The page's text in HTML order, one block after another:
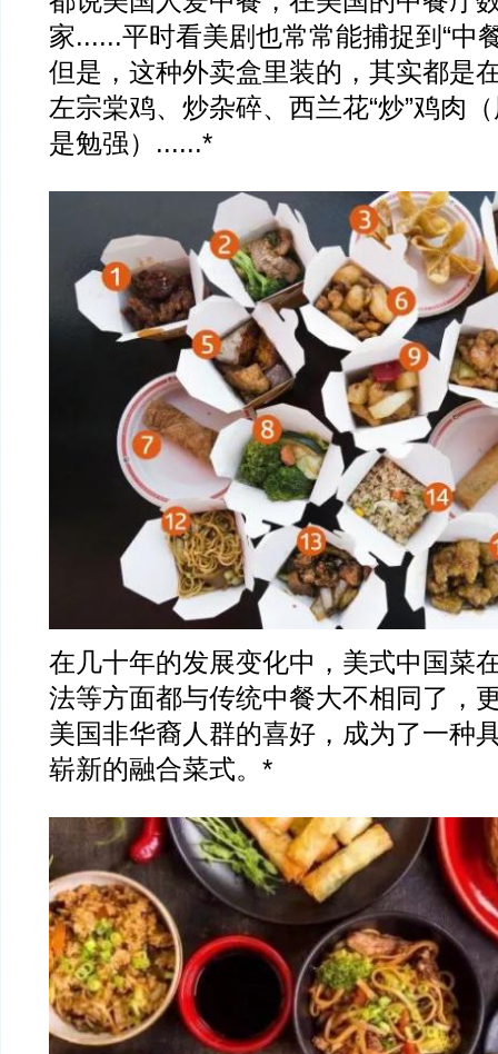
家......平时看美剧也常常能捕捉到“中
但是，这种外卖盒里装的，其实都是
左宗棠鸡、炒杂碎、西兰花“炒”鸡肉
是勉强）......*
在几十年的发展变化中，美式中国菜
法等方面都与传统中餐大不相同了，
美国非华裔人群的喜好，成为了一种
崭新的融合菜式。*